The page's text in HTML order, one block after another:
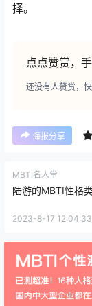
择。
点点赞赏，
还没有人赞赏，
海报分享
MBTI名人堂
陆游的MBTI性格
2023-8-17 12:04:33